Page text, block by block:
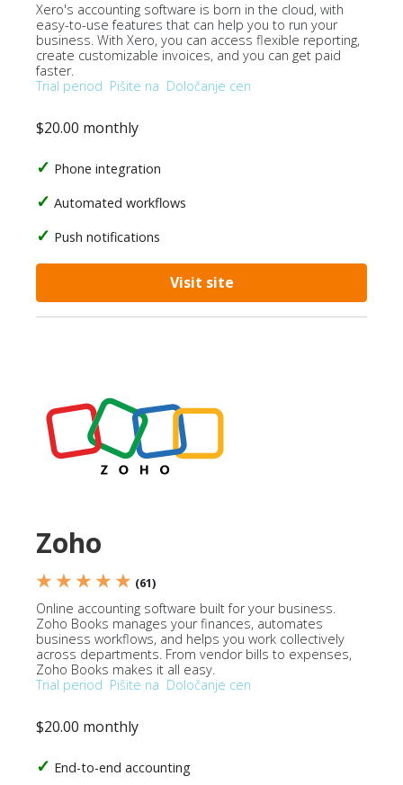
Xero's accounting software is born in the cloud, with
easy-to-use features that can help you to run your
business. With Xero, you can access flexible reporting,
create customizable invoices, and you can get paid
faster.
Trial period Pišite na Določanje cen
$20.00 monthly
Phone integration
Automated workflows
Push notifications
Visit site
Zoho
★ ★ ★ ★ ★ (61)
Online accounting software built for your business.
Zoho Books manages your finances, automates
business workflows, and helps you work collectively
across departments. From vendor bills to expenses,
Zoho Books makes it all easy.
Trial period Pišite na Določanje cen
$20.00 monthly
End-to-end accounting